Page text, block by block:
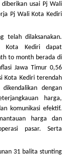
usai Pj Wali
Pj Wali Kota Kediri
telah dilaksanakan.
Kota Kediri dapat
to month berada di
Jawa Timur 0,56
Kota Kediri terendah
dengan
harga,
komunikasi efektif.
harga dan
pasar. Serta
31 balita stunting